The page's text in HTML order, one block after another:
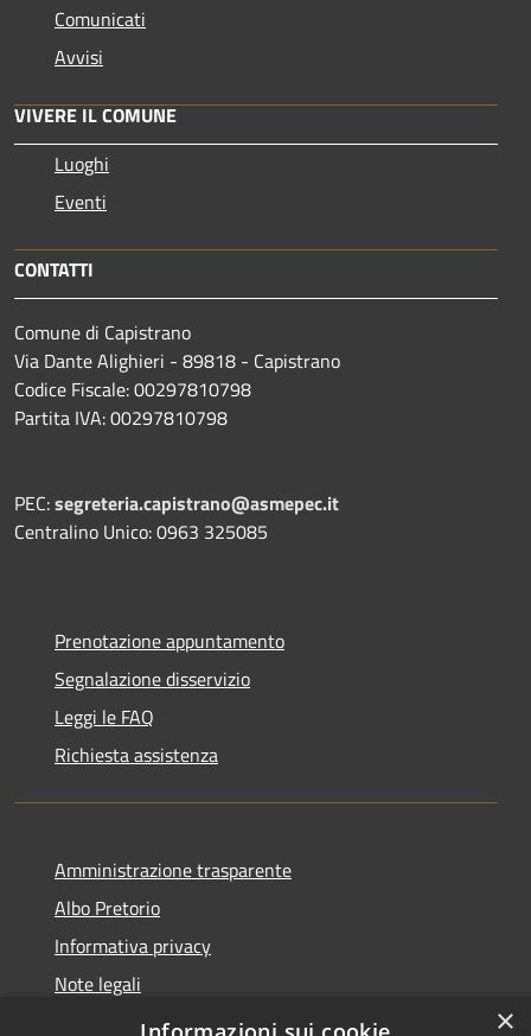
Comunicati
Avvisi
VIVERE IL COMUNE
Luoghi
Eventi
CONTATTI
Comune di Capistrano
Via Dante Alighieri - 89818 - Capistrano
Codice Fiscale: 00297810798
Partita IVA: 00297810798
PEC:segreteria.capistrano@asmepec.it
Centralino Unico: 0963 325085
Prenotazione appuntamento
Segnalazione disservizio
Leggi le FAQ
Richiesta assistenza
Amministrazione trasparente
Albo Pretorio
Informativa privacy
Note legali
Dichiarazione di accessibilità
×